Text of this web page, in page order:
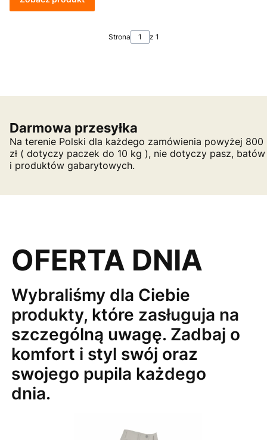
Strona z 1
Darmowa przesyłka
Na terenie Polski dla każdego zamówienia powyżej 800
zł ( dotyczy paczek do 10 kg ), nie dotyczy pasz, batów
i produktów gabarytowych.
OFERTA DNIA
Wybraliśmy dla Ciebie
produkty, które zasługuja na
szczególną uwagę. Zadbaj o
komfort i styl swój oraz
swojego pupila każdego
dnia.